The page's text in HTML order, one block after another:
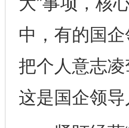
中，有的国
把个人意志凌
这是国企领